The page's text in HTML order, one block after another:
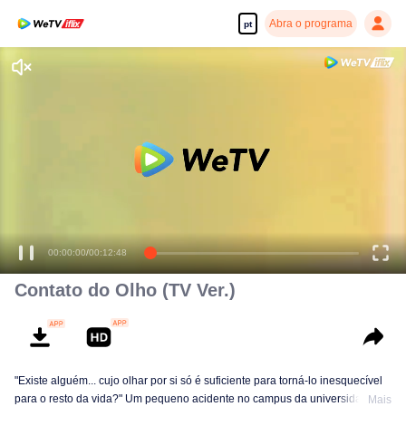
pt Abra o programa
00:00:00/00:12:48
Contato do Olho (TV Ver.)
"Existe alguém... cujo olhar por si só é suficiente para torná-lo inesquecível
para o resto da vida?" Um pequeno acidente no campus da universidade dá
Mais